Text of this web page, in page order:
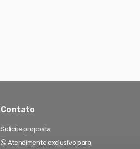
Contato
Solicite proposta
Atendimento exclusivo para